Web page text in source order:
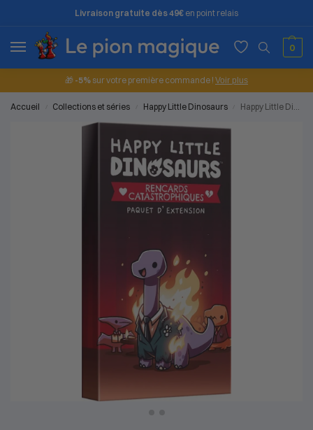
Livraison gratuite dès 49€ en point relais
0
🎁 -5% sur votre première commande ! Voir plus
Accueil Collections et séries Happy Little Dinosaurs Happy Little Dinosaurs : Rencards Catastrophiques Ext.